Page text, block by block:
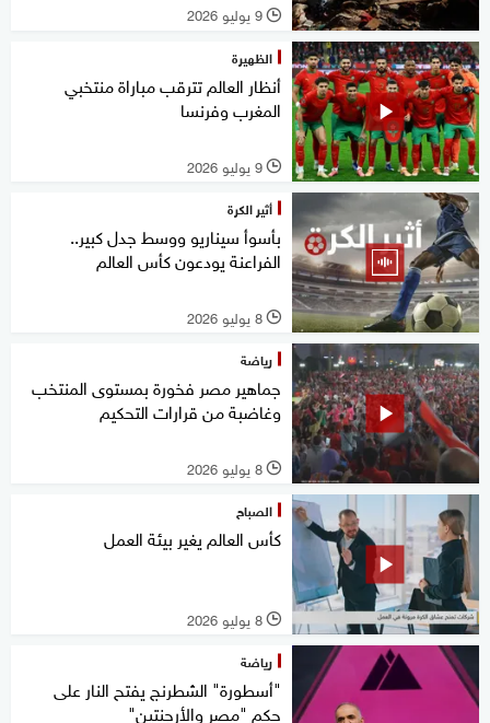
l 9 يوليو 2026
الظهيرة
أنظار العالم تترقب مباراة منتخبي
المغرب وفرنسا
l 9 يوليو 2026
أثير الكرة
بأسوأ سيناريو ووسط جدل كبير..
الفراعنة يودعون كأس العالم
l 8 يوليو 2026
رياضة
جماهير مصر فخورة بمستوى المنتخب
وغاضبة من قرارات التحكيم
l 8 يوليو 2026
الصباح
كأس العالم يغير بيئة العمل
l 8 يوليو 2026
رياضة
"أسطورة" الشطرنج يفتح النار على
حكم "مصر والأرجنتين"